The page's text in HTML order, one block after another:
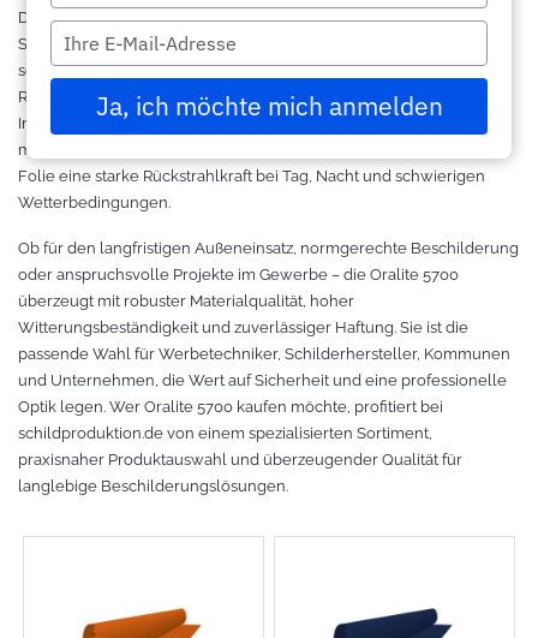
Laminierung
Schneidemaschinen
Laserbearbeitung
Großformatdrucker
Direct-to-Film Drucker
Solventdrucker
Sublimationsdrucker
Stickmaschinen
3D-Drucker
Übersicht
Applikationsfolie
Oracal 631
Oracal 651
Oracal 751
Oracal 951
Oracal 961
Oracal 970 Matt
Oracal 970RA
Oracal 451
Plottermesser
Roland
Graphtec
Ioline
ANA-GRAPH
Foison
P-Cut
Mimaki
Mutoh
Redsail
Textil
Poloshirts
Sweatshirt
Hemden
T-Shirts
Jacken
Caps
Taschen
Tüten
Paketlösungen
Makerspace - FabLab
Leasing
Gut loslegen mit dem Startpacket
Angebote
Anmelden
Die Oralite 5700 ist die ideale Reflexfolie für alle, die auf maximale
Sichtbarkeit, langlebige Qualität und professionelle Ergebnisse
setzen. Bei schildproduktion.de finden Sie hochwertige Oralite 5700
Reflexfolie für Verkehrsschilder, Sicherheitsbeschilderung,
Industriekennzeichnungen und Fahrzeugmarkierungen. Dank
moderner Mikroprismen-Technologie bietet diese reflektierende
Folie eine starke Rückstrahlkraft bei Tag, Nacht und schwierigen
Wetterbedingungen.
Ob für den langfristigen Außeneinsatz, normgerechte Beschilderung
oder anspruchsvolle Projekte im Gewerbe – die Oralite 5700
überzeugt mit robuster Materialqualität, hoher
Witterungsbeständigkeit und zuverlässiger Haftung. Sie ist die
passende Wahl für Werbetechniker, Schilderhersteller, Kommunen
und Unternehmen, die Wert auf Sicherheit und eine professionelle
Optik legen. Wer Oralite 5700 kaufen möchte, profitiert bei
schildproduktion.de von einem spezialisierten Sortiment,
praxisnaher Produktauswahl und überzeugender Qualität für
langlebige Beschilderungslösungen.
name
Type
your
email
Ja, ich möchte mich anmelden